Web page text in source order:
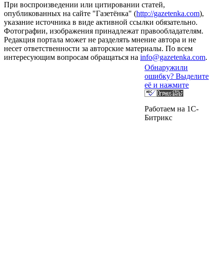
При воспроизведении или цитировании статей,
опубликованных на сайте "Газетёнка" (http://gazetenka.com),
указание источника в виде активной ссылки обязательно.
Фотографии, изображения принадлежат правообладателям.
Редакция портала может не разделять мнение автора и не
несет ответственности за авторские материалы. По всем
интересующим вопросам обращаться на info@gazetenka.com.
Обнаружили
ошибку? Выделите
её и нажмите
Работаем на 1C-
Битрикс